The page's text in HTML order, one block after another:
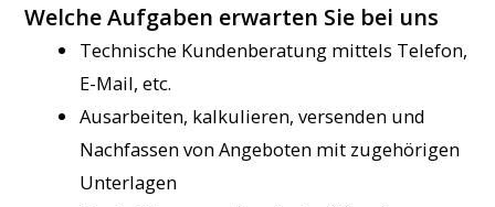
Welche Aufgaben erwarten Sie bei uns
Technische Kundenberatung mittels Telefon,
E-Mail, etc.
Ausarbeiten, kalkulieren, versenden und
Nachfassen von Angeboten mit zugehörigen
Unterlagen